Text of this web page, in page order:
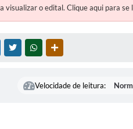
visualizar o edital. Clique aqui para se
MESSENGER
TWITTERWHATSAPP
Velocidade de leitura: